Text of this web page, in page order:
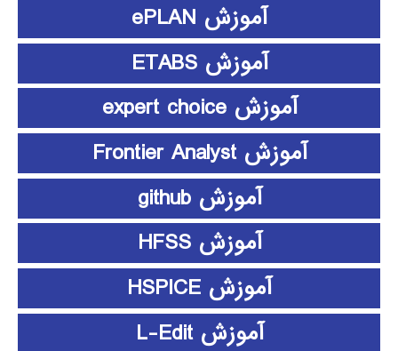
آموزش ePLAN
آموزش ETABS
آموزش expert choice
آموزش Frontier Analyst
آموزش github
آموزش HFSS
آموزش HSPICE
آموزش L-Edit